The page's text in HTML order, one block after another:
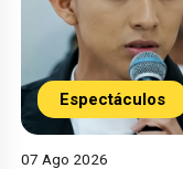
Espectáculos
07 Ago 2026